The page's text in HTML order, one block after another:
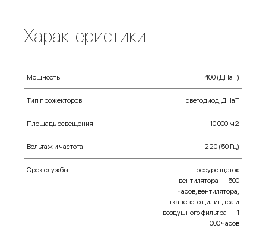
Характеристики
Мощность 400 (ДНаТ)
Тип прожекторов cветодиод, ДНаТ
Площадь освещения 10 000 м2
Вольтаж и частота 220 (50 Гц)
Срок службы
ресурс щеток
вентилятора — 500
часов, вентилятора,
тканевого цилиндра и
воздушного фильтра — 1
000 часов